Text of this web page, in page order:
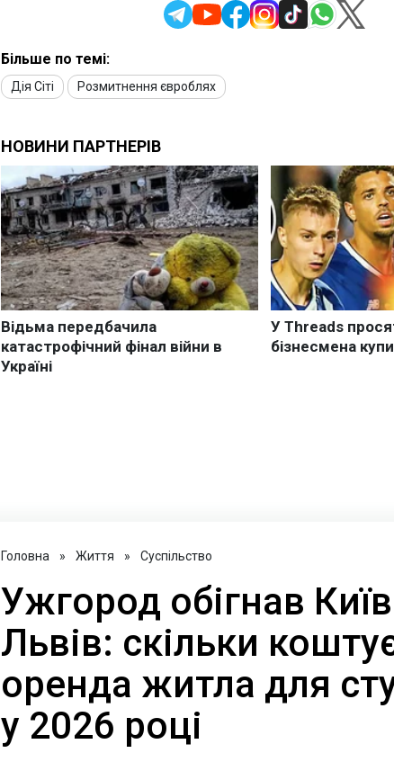
Більше по темі:
Дія Сіті Розмитнення євроблях
Головна » Життя » Суспільство
Ужгород обігнав Київ
Львів: скільки
оренда житла для
у 2026 році